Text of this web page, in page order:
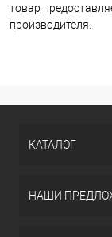
товар
производителя.
КАТАЛОГ
НАШИ